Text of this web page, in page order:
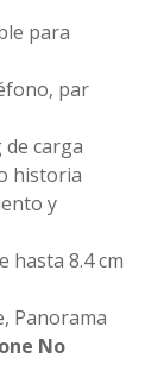
para
par
de carga
historia
y
hasta 8.4 cm
Panorama
No